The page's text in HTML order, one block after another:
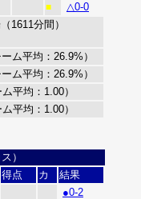
■ △0-0
1611分間）
ーム平均：26.9%）
ーム平均：26.9%）
ム平均：1.00）
ム平均：1.00）
）
得点 カ
結果
●0-2